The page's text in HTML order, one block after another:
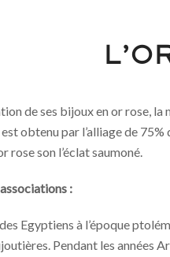
de ses bijoux en or rose,
obtenu par l’alliage de 75%
rose son l’éclat saumoné.
:
Egyptiens à l’époque
Pendant les années